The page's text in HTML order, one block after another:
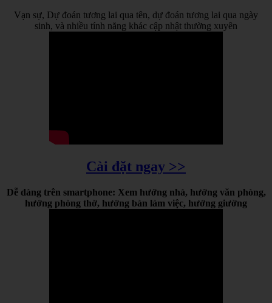
Vạn sự, Dự đoán tương lai qua tên, dự đoán tương lai qua ngày
sinh, và nhiều tính năng khác cập nhật thường xuyên
Cài đặt ngay >>
Dễ dàng trên smartphone: Xem hướng nhà, hướng văn phòng,
hướng phòng thờ, hướng bàn làm việc, hướng giường